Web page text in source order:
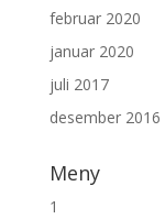
februar 2020
januar 2020
juli 2017
desember 2016
Meny
1